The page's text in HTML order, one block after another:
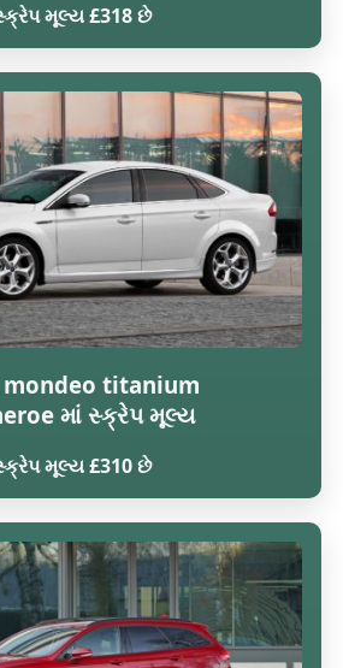
મૂલ્ય £318 છે
mondeo titanium
માં સ્ક્રેપ મૂલ્ય
મૂલ્ય £310 છે